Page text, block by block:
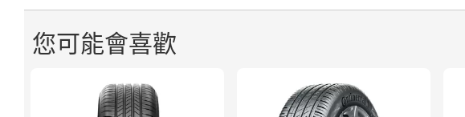
您可能會喜歡